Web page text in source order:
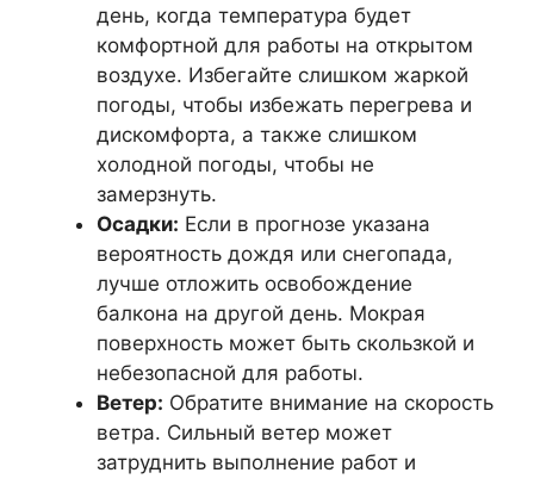
день, когда температура будет
комфортной для работы на открытом
воздухе. Избегайте слишком жаркой
погоды, чтобы избежать перегрева и
дискомфорта, а также слишком
холодной погоды, чтобы не
замерзнуть.
Осадки: Если в прогнозе указана
вероятность дождя или снегопада,
лучше отложить освобождение
балкона на другой день. Мокрая
поверхность может быть скользкой и
небезопасной для работы.
Ветер: Обратите внимание на скорость
ветра. Сильный ветер может
затруднить выполнение работ и